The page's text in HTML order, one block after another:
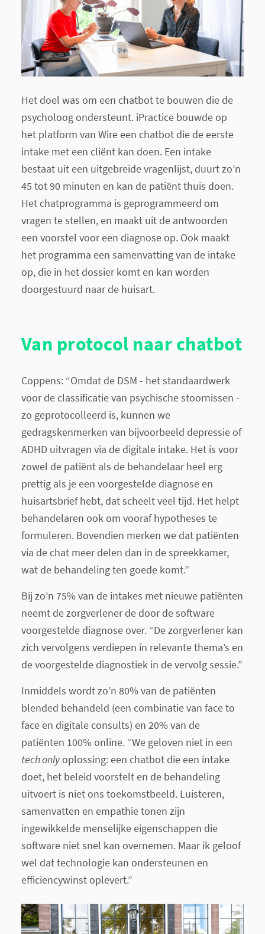
Het doel was om een chatbot te bouwen die de
psycholoog ondersteunt. iPractice bouwde op
het platform van Wire een chatbot die de eerste
intake met een cliënt kan doen. Een intake
bestaat uit een uitgebreide vragenlijst, duurt zo’n
45 tot 90 minuten en kan de patiënt thuis doen.
Het chatprogramma is geprogrammeerd om
vragen te stellen, en maakt uit de antwoorden
een voorstel voor een diagnose op. Ook maakt
het programma een samenvatting van de intake
op, die in het dossier komt en kan worden
doorgestuurd naar de huisart.
Van protocol naar chatbot
Coppens: “Omdat de DSM - het standaardwerk
voor de classificatie van psychische stoornissen -
zo geprotocolleerd is, kunnen we
gedragskenmerken van bijvoorbeeld depressie of
ADHD uitvragen via de digitale intake. Het is voor
zowel de patiënt als de behandelaar heel erg
prettig als je een voorgestelde diagnose en
huisartsbrief hebt, dat scheelt veel tijd. Het helpt
behandelaren ook om vooraf hypotheses te
formuleren. Bovendien merken we dat patiënten
via de chat meer delen dan in de spreekkamer,
wat de behandeling ten goede komt.”
Bij zo’n 75% van de intakes met nieuwe patiënten
neemt de zorgverlener de door de software
voorgestelde diagnose over. “De zorgverlener kan
zich vervolgens verdiepen in relevante thema’s en
de voorgestelde diagnostiek in de vervolg sessie.”
Inmiddels wordt zo’n 80% van de patiënten
blended behandeld (een combinatie van face to
face en digitale consults) en 20% van de
patiënten 100% online. “We geloven niet in een
tech onlyoplossing: een chatbot die een intake
doet, het beleid voorstelt en de behandeling
uitvoert is niet ons toekomstbeeld. Luisteren,
samenvatten en empathie tonen zijn
ingewikkelde menselijke eigenschappen die
software niet snel kan overnemen. Maar ik geloof
wel dat technologie kan ondersteunen en
efficiencywinst oplevert.”